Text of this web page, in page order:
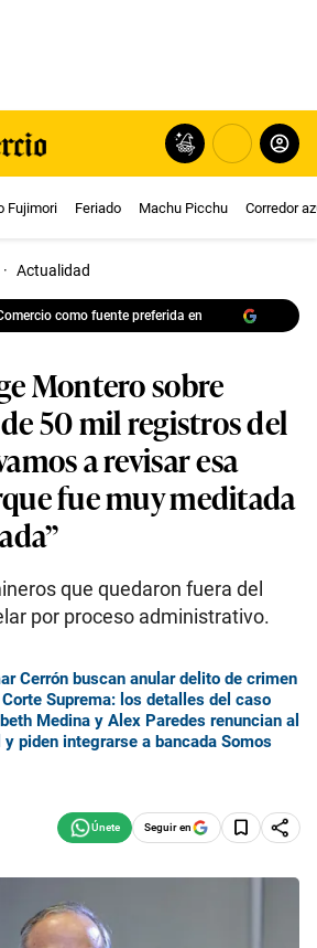
Fujimori Feriado Machu Picchu Corredor
· Actualidad
como fuente preferida en
Montero sobre
50 mil registros del
a revisar esa
fue muy meditada
que quedaron fuera del
por proceso administrativo.
Cerrón buscan anular delito de crimen
Suprema: los detalles del caso
Medina y Alex Paredes renuncian al
piden integrarse a bancada Somos
Seguir en